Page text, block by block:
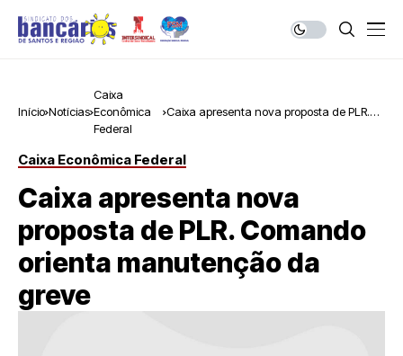
Início Notícias
Caixa
Econômica
Federal
Caixa apresenta nova proposta de PLR.
Caixa Econômica Federal
Caixa apresenta nova
proposta de PLR. Comando
orienta manutenção da
greve